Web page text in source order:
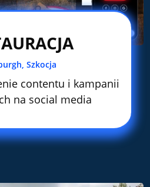
Szkocja
contentu i kampanii
na social media